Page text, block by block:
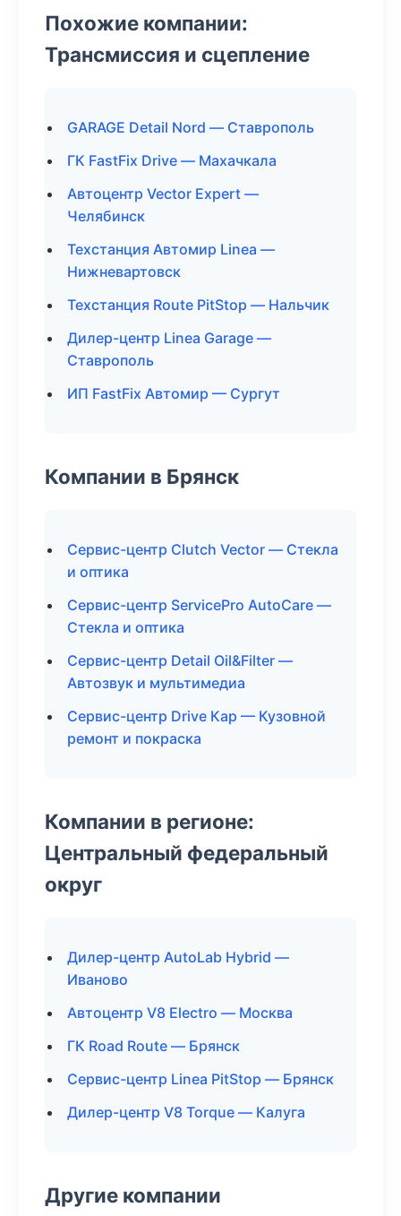
Похожие компании:
Трансмиссия и сцепление
GARAGE Detail Nord — Ставрополь
ГК FastFix Drive — Махачкала
Автоцентр Vector Expert —
Челябинск
Техстанция Автомир Linea —
Нижневартовск
Техстанция Route PitStop — Нальчик
Дилер-центр Linea Garage —
Ставрополь
ИП FastFix Автомир — Сургут
Компании в Брянск
Сервис-центр Clutch Vector — Стекла
и оптика
Сервис-центр ServicePro AutoCare —
Стекла и оптика
Сервис-центр Detail Oil&Filter —
Автозвук и мультимедиа
Сервис-центр Drive Кар — Кузовной
ремонт и покраска
Компании в регионе:
Центральный федеральный
округ
Дилер-центр AutoLab Hybrid —
Иваново
Автоцентр V8 Electro — Москва
ГК Road Route — Брянск
Сервис-центр Linea PitStop — Брянск
Дилер-центр V8 Torque — Калуга
Другие компании